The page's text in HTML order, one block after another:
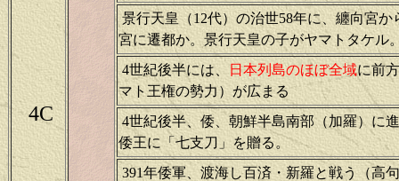
4C
景行天皇（12代）の治世58年に、纏向宮か
宮に遷都か。景行天皇の子がヤマトタケル
4世紀後半には、
日本列島のほぼ全域に前
マト王権の勢力）が広まる
4世紀後半、倭、朝鮮半島南部（加羅）に
倭王に「七支刀」を贈る。
391年倭軍、渡海し百済・新羅と戦う（高